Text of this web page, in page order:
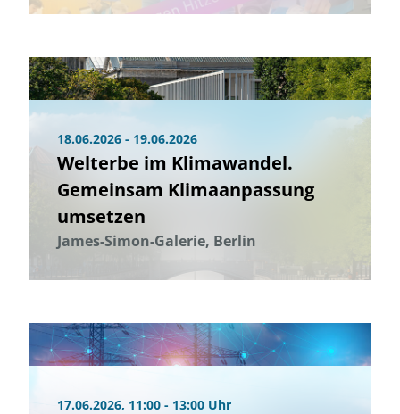
18.06.2026 - 19.06.2026
Welterbe im Klimawandel.
Gemeinsam Klimaanpassung
umsetzen
James-Simon-Galerie, Berlin
17.06.2026, 11:00 - 13:00 Uhr